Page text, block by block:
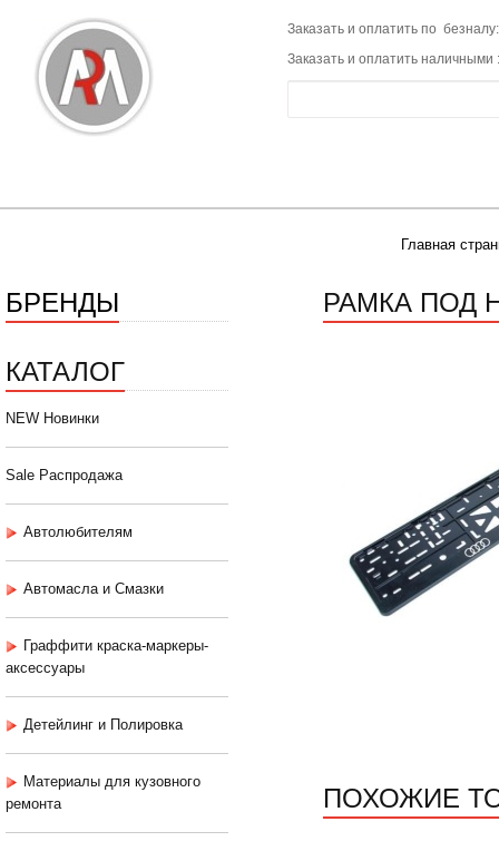
Заказать и оплатить по
Заказать и оплатить наличными
Главная
БРЕНДЫ
КАТАЛОГ
NEW Новинки
Sale Распродажа
Автолюбителям
Автомасла и Смазки
Граффити краска-маркеры-
аксессуары
Детейлинг и Полировка
Материалы для кузовного
ремонта
РАМКА ПОД
ПОХОЖИЕ